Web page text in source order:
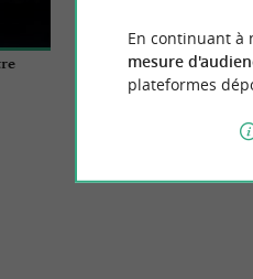
Explorez les « Plus
Charente-Maritime
8,2 km - Talmont-sur-
En continuant à
mesure
plateformes